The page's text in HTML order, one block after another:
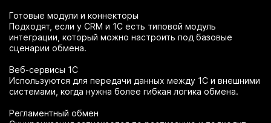
Готовые модули и коннекторы
Подходят, если у CRM и 1С есть типовой модуль
интеграции, который можно настроить под базовые
сценарии обмена.
Веб-сервисы 1С
Используются для передачи данных между 1С и внешними
системами, когда нужна более гибкая логика обмена.
Регламентный обмен